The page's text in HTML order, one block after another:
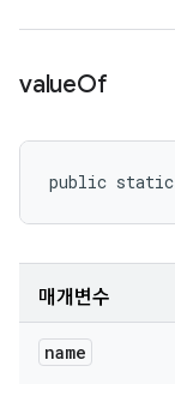
valueOf
public static
매개변수
name